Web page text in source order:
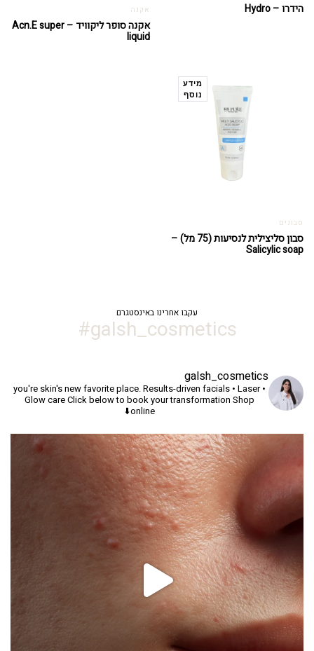
הידרו – Hydro אקנה
אקנה סופר ליקוויד – Acn.E super
liquid
מידע
נוסף
סבונים
סבון סליצילית לנסיעות (75 מל) –
Salicylic soap
עקבו אחרינו באינסטגרם
galsh_cosmetics#
galsh_cosmetics
you're skin's new favorite place.Results-driven facials • Laser •
Glow careClick below to book your transformation Shop
online⬇️